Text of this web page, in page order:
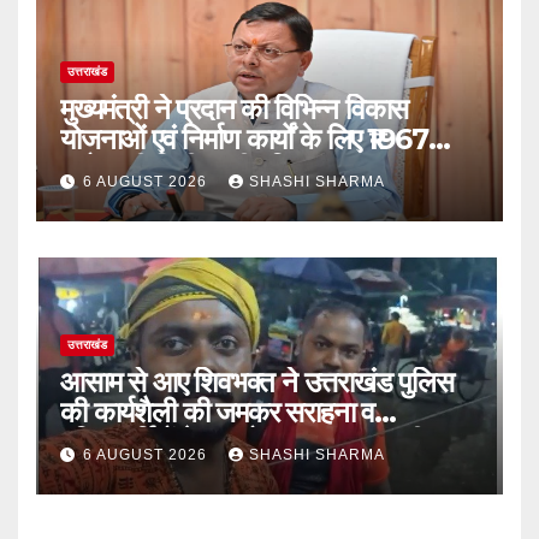
उत्तराखंड
मुख्यमंत्री ने प्रदान की विभिन्न विकास
योजनाओं एवं निर्माण कार्यों के लिए ₹1967
करोड़ की वित्तीय स्वीकृति
6 AUGUST 2026 SHASHI SHARMA
उत्तराखंड
आसाम से आए शिवभक्त ने उत्तराखंड पुलिस
की कार्यशैली की जमकर सराहना व
पुलिसकर्मियों के सहयोगात्मक व्यवहार की
खुलकर प्रशंसा
6 AUGUST 2026 SHASHI SHARMA